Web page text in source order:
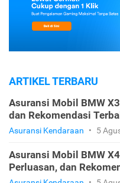
ARTIKEL TERBARU
Asuransi Mobil BMW
dan Rekomendasi
Asuransi Kendaraan • 5
Asuransi Mobil BMW
Perluasan, dan